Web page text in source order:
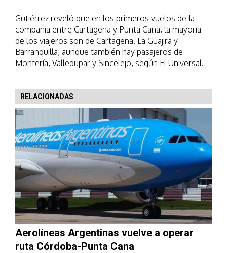
Gutiérrez reveló que en los primeros vuelos de la
compañía entre Cartagena y Punta Cana, la mayoría
de los viajeros son de Cartagena, La Guajira y
Barranquilla, aunque también hay pasajeros de
Montería, Valledupar y Sincelejo, según El Universal.
RELACIONADAS
Aerolíneas Argentinas vuelve a operar
ruta Córdoba-Punta Cana